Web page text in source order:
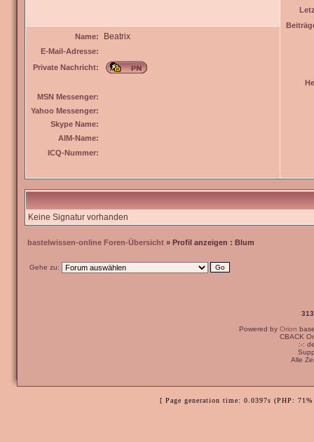
Name: Beatrix
E-Mail-Adresse:
Private Nachricht:
MSN Messenger:
Yahoo Messenger:
Skype Name:
AIM-Name:
ICQ-Nummer:
Keine Signatur vorhanden
bastelwissen-online Foren-Übersicht » Profil anzeigen : Blum
Gehe zu:
Powered by Orion
CBACK
:-:
Alle
[ Page generation time: 0.0397s (PHP: